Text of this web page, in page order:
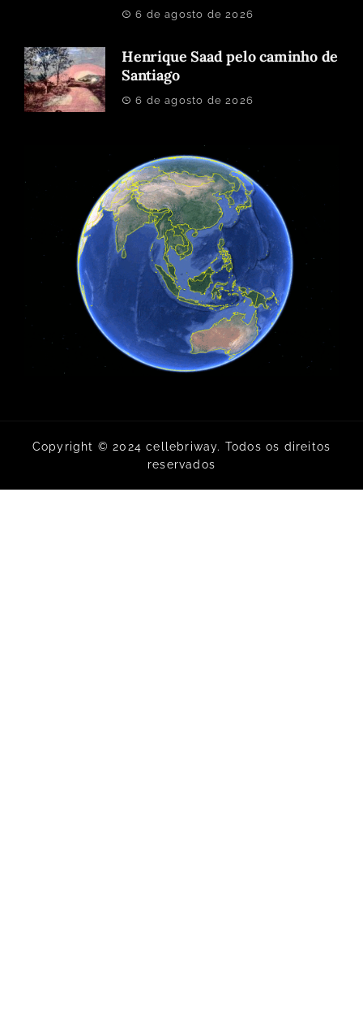
6 de agosto de 2026
Henrique Saad pelo caminho de
Santiago
6 de agosto de 2026
Copyright © 2024 cellebriway. Todos os direitos
reservados